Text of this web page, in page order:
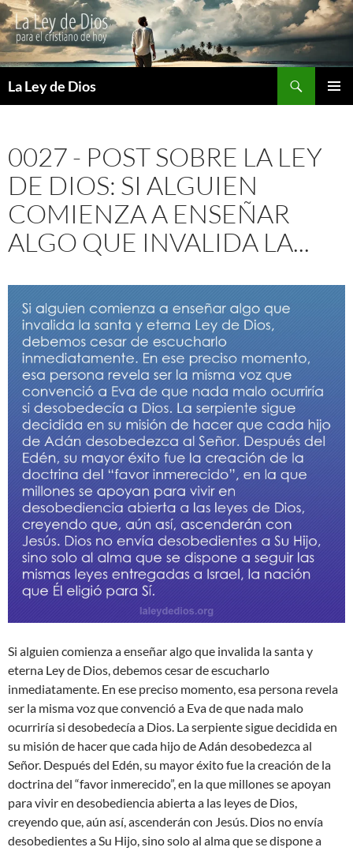
La Ley de Dios
0027 - POST SOBRE LA LEY
DE DIOS: SI ALGUIEN
COMIENZA A ENSEÑAR
ALGO QUE INVALIDA LA...
Si alguien comienza a enseñar algo que invalida la santa y
eterna Ley de Dios, debemos cesar de escucharlo
inmediatamente. En ese preciso momento, esa persona revela
ser la misma voz que convenció a Eva de que nada malo
ocurriría si desobedecía a Dios. La serpiente sigue decidida en
su misión de hacer que cada hijo de Adán desobedezca al
Señor. Después del Edén, su mayor éxito fue la creación de la
doctrina del “favor inmerecido”, en la que millones se apoyan
para vivir en desobediencia abierta a las leyes de Dios,
creyendo que, aún así, ascenderán con Jesús. Dios no envía
desobedientes a Su Hijo, sino solo al alma que se dispone a